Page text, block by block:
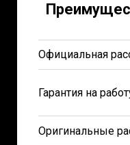
Официальная
Гарантия на
Оригинальные